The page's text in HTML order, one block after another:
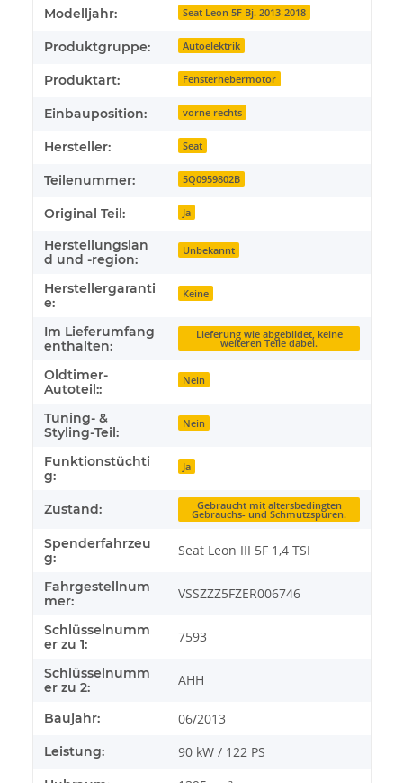
Produkteigenschaft
Wert
Modelljahr: Seat Leon 5F Bj. 2013-2018
Produktgruppe: Autoelektrik
Produktart: Fensterhebermotor
Einbauposition: vorne rechts
Hersteller: Seat
Teilenummer: 5Q0959802B
Original Teil: Ja
Herstellungslan
d und -region:
Unbekannt
Herstellergaranti
e:
Keine
Im Lieferumfang
enthalten:
Lieferung wie abgebildet, keine
weiteren Teile dabei.
Oldtimer-
Autoteil::
Nein
Tuning- &
Styling-Teil:
Nein
Funktionstüchti
g:
Ja
Zustand: Gebraucht mit altersbedingten
Gebrauchs- und Schmutzspuren.
Spenderfahrzeu
g:
Seat Leon III 5F 1,4 TSI
Fahrgestellnum
mer:
VSSZZZ5FZER006746
Schlüsselnumm
er zu 1:
7593
Schlüsselnumm
er zu 2:
AHH
Baujahr: 06/2013
Leistung: 90 kW / 122 PS